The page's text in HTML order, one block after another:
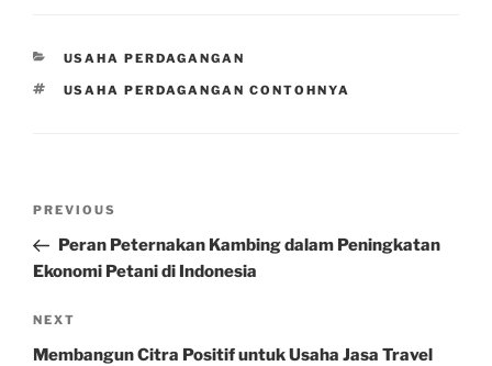
CATEGORIES
USAHA PERDAGANGAN
TAGS
USAHA PERDAGANGAN CONTOHNYA
Previous
Post
PREVIOUS
Peran Peternakan Kambing dalam Peningkatan
Ekonomi Petani di Indonesia
Next
Post
NEXT
Membangun Citra Positif untuk Usaha Jasa Travel